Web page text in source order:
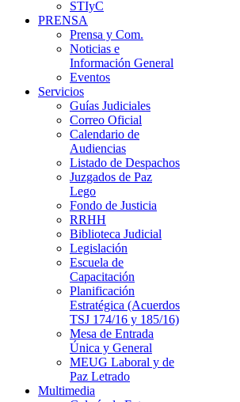
STIyC
PRENSA
Prensa y Com.
Noticias e
Información General
Eventos
Servicios
Guías Judiciales
Correo Oficial
Calendario de
Audiencias
Listado de Despachos
Juzgados de Paz
Lego
Fondo de Justicia
RRHH
Biblioteca Judicial
Legislación
Escuela de
Capacitación
Planificación
Estratégica (Acuerdos
TSJ 174/16 y 185/16)
Mesa de Entrada
Única y General
MEUG Laboral y de
Paz Letrado
Multimedia